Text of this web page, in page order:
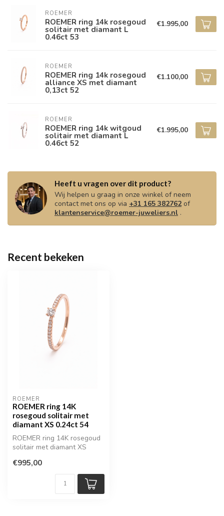
ROEMER
ROEMER ring 14k rosegoud
solitair met diamant L
0.46ct 53
€1.995,00
ROEMER
ROEMER ring 14k rosegoud
alliance XS met diamant
0,13ct 52
€1.100,00
ROEMER
ROEMER ring 14k witgoud
solitair met diamant L
0.46ct 52
€1.995,00
Heeft u vragen over dit product?
Wij helpen u graag in onze winkel of neem
contact met ons op via +31 165 382762of
klantenservice@roemer-juweliers.nl .
Recent bekeken
ROEMER
ROEMER ring 14K
rosegoud solitair met
diamant XS 0.24ct 54
ROEMER ring 14K rosegoud
solitair met diamant XS
€995,00